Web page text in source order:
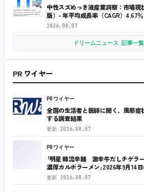
中性スズめっき液産業洞察：市場現
版）- 年平均成長率（CAGR）4.67
2026.08.07
ドリームニュース 記事一
PR ワイヤー
PRワイヤー
全国の生活者と医師に聞く、風邪症
する調査結果
更新 2026.08.07
PRワイヤー
｢明星 韓流辛麺 激辛牛だしチゲラ
濃厚カルボラーメン｣2026年9月14
更新 2026.08.07